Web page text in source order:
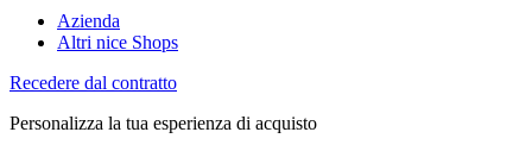
Azienda
Altri nice Shops
Recedere dal contratto
Personalizza la tua esperienza di acquisto